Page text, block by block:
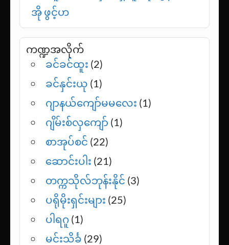
အို ဖွင့်ဟ
ကဏ္ဍအလိုက်
ခင်ခင်ထူး (2)
ခင်နှင်းယု (1)
ဂျာနယ်ကျော်မမလေး (1)
ဂျိမ်းစ်လှကျော် (1)
စာအုပ်စင် (22)
ဆောင်းပါး (21)
တက္ကသိုလ်ဘုန်းနိုင် (3)
ပရိုမိုးရှင်းများ (25)
ပါရဂူ (1)
မင်းသိင်္ခ (29)